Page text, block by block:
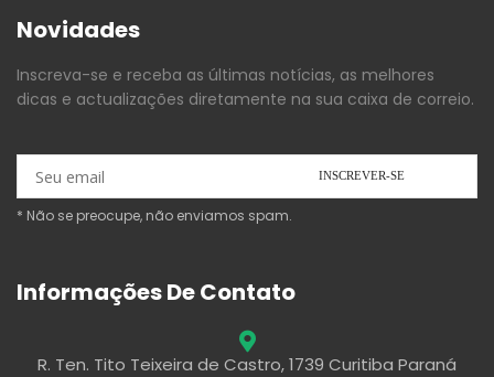
Novidades
Inscreva-se e receba as últimas notícias, as melhores
dicas e actualizações diretamente na sua caixa de correio.
* Não se preocupe, não enviamos spam.
Informações De Contato
R. Ten. Tito Teixeira de Castro, 1739 Curitiba Paraná